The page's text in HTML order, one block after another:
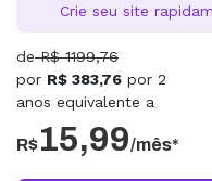
Crie seu site
de R$ 1199,76
por R$ 383,76 por 2
anos equivalente a
R$15,99/mês*